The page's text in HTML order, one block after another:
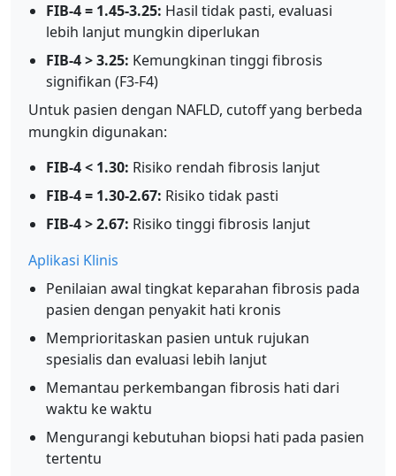
FIB-4 = 1.45-3.25: Hasil tidak pasti, evaluasi
lebih lanjut mungkin diperlukan
FIB-4 > 3.25: Kemungkinan tinggi fibrosis
signifikan (F3-F4)
Untuk pasien dengan NAFLD, cutoff yang berbeda
mungkin digunakan:
FIB-4 < 1.30: Risiko rendah fibrosis lanjut
FIB-4 = 1.30-2.67: Risiko tidak pasti
FIB-4 > 2.67: Risiko tinggi fibrosis lanjut
Aplikasi Klinis
Penilaian awal tingkat keparahan fibrosis pada
pasien dengan penyakit hati kronis
Memprioritaskan pasien untuk rujukan
spesialis dan evaluasi lebih lanjut
Memantau perkembangan fibrosis hati dari
waktu ke waktu
Mengurangi kebutuhan biopsi hati pada pasien
tertentu